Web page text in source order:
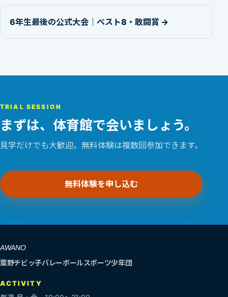
6年生最後の公式大会｜ベスト8・敢闘賞 →
TRIAL SESSION
まずは、体育館で会いましょう。
見学だけでも大歓迎。無料体験は複数回参加できます。
無料体験を申し込む
AWANO
粟野チビッ子バレーボールスポーツ少年団
ACTIVITY